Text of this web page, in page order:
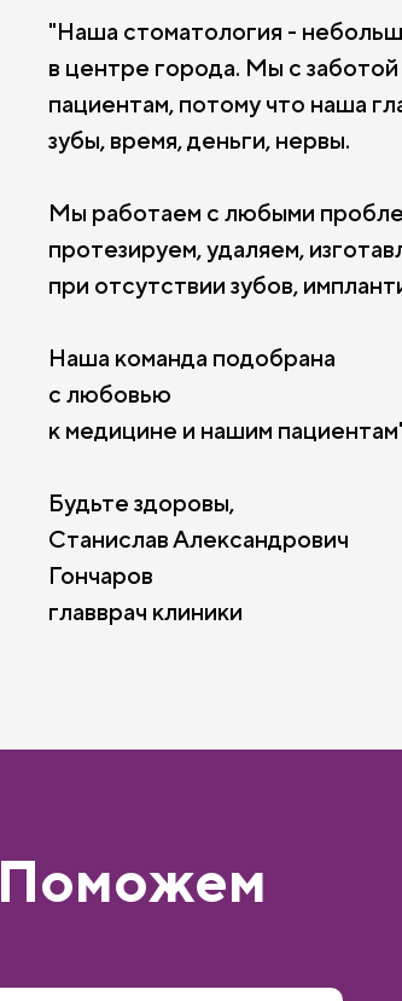
"Наша стоматология -
в центре города. Мы с
пациентам, потому что наша
зубы, время, деньги, нервы.
Мы работаем с любыми
протезируем, удаляем,
при отсутствии зубов,
Наша команда подобрана
с любовью
к медицине и нашим
Будьте здоровы,
Станислав Александрович
Гончаров
главврач клиники
Поможем